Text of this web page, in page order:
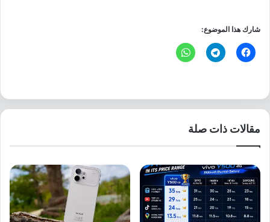
شارك هذا الموضوع:
مقالات ذات صلة